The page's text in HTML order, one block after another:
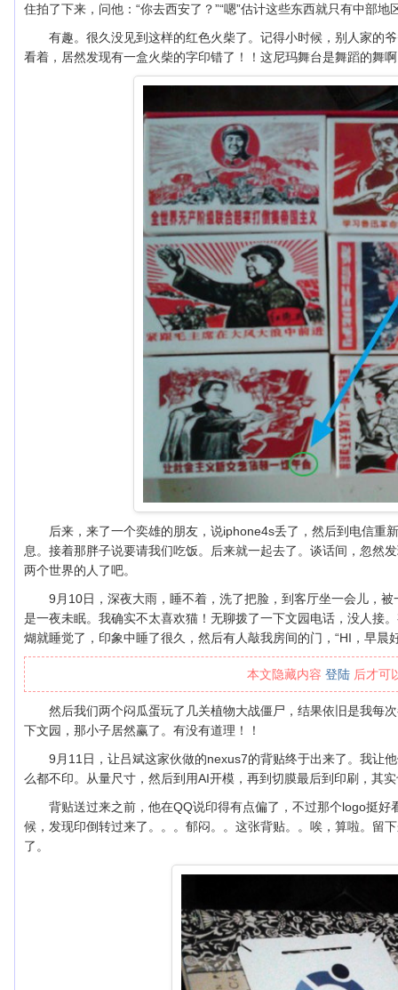
住拍了下来，问他：“你去西安了？”“嗯”估计这些东西就只有中部地
有趣。很久没见到这样的红色火柴了。记得小时候，别人家的
看着，居然发现有一盒火柴的字印错了！！这尼玛舞台是舞蹈的舞
后来，来了一个奕雄的朋友，说iphone4s丢了，然后到电信重
息。接着那胖子说要请我们吃饭。后来就一起去了。谈话间，忽然
两个世界的人了吧。
9月10日，深夜大雨，睡不着，洗了把脸，到客厅坐一会儿，
是一夜未眠。我确实不太喜欢猫！无聊拨了一下文园电话，没人接
煳就睡觉了，印象中睡了很久，然后有人敲我房间的门，“HI，早晨
本文隐藏内容 登陆 后才可
然后我们两个闷瓜蛋玩了几关植物大战僵尸，结果依旧是我每
下文园，那小子居然赢了。有没有道理！！
9月11日，让吕斌这家伙做的nexus7的背贴终于出来了。我让
么都不印。从量尺寸，然后到用AI开模，再到切膜最后到印刷，其
背贴送过来之前，他在QQ说印得有点偏了，不过那个logo挺
候，发现印倒转过来了。。。郁闷。。这张背贴。。唉，算啦。留
了。